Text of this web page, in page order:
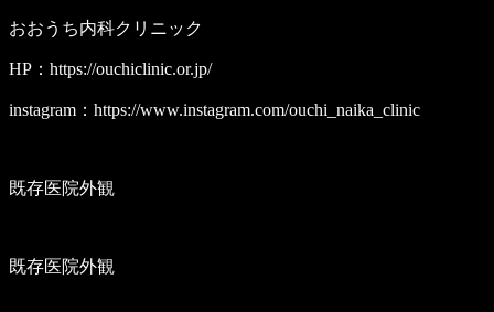
おおうち内科クリニック
HP：https://ouchiclinic.or.jp/
instagram：https://www.instagram.com/ouchi_naika_clinic
既存医院外観
既存医院外観